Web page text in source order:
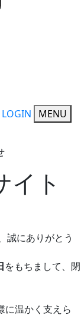
LOGIN
MENU
イト
誠にありがとう
をもちまして、閉
に温かく支えら